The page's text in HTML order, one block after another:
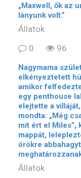
„Maxwell, ők az
lányunk volt.”
Állatok
0
96
Nagymama
elkényeztetett
amikor
egy penthouse
elejtette a
mondta: „Még
mit ért el Miles”,
mappát,
örökre
Állatok